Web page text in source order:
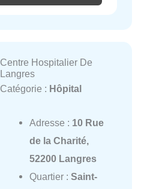
Centre Hospitalier De
Langres
Catégorie : Hôpital
Adresse : 10 Rue
de la Charité,
52200 Langres
Quartier : Saint-